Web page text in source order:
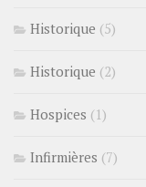
Historique (5)
Historique (2)
Hospices (1)
Infirmières (7)